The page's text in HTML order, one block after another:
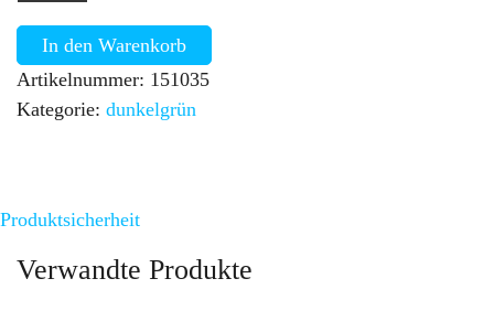
In den Warenkorb
Artikelnummer: 151035
Kategorie: dunkelgrün
Produktsicherheit
Verwandte Produkte